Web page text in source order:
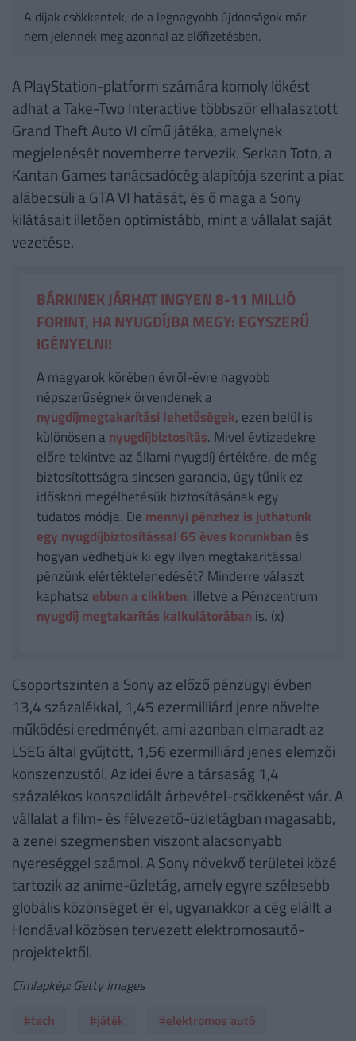
A díjak csökkentek, de a legnagyobb újdonságok már
nem jelennek meg azonnal az előfizetésben.
A PlayStation-platform számára komoly lökést
adhat a Take-Two Interactive többször elhalasztott
Grand Theft Auto VI című játéka, amelynek
megjelenését novemberre tervezik. Serkan Toto, a
Kantan Games tanácsadócég alapítója szerint a piac
alábecsüli a GTA VI hatását, és ő maga a Sony
kilátásait illetően optimistább, mint a vállalat saját
vezetése.
BÁRKINEK JÁRHAT INGYEN 8-11 MILLIÓ
FORINT, HA NYUGDÍJBA MEGY: EGYSZERŰ
IGÉNYELNI!
A magyarok körében évről-évre nagyobb
népszerűségnek örvendenek a
nyugdíjmegtakarítási lehetőségek, ezen belül is
különösen a nyugdíjbiztosítás. Mivel évtizedekre
előre tekintve az állami nyugdíj értékére, de még
biztosítottságra sincsen garancia, úgy tűnik ez
időskori megélhetésük biztosításának egy
tudatos módja. De mennyi pénzhez is juthatunk
egy nyugdíjbiztosítással 65 éves korunkban és
hogyan védhetjük ki egy ilyen megtakarítással
pénzünk elértéktelenedését? Minderre választ
kaphatsz ebben a cikkben, illetve a Pénzcentrum
nyugdíj megtakarítás kalkulátorában is. (x)
Csoportszinten a Sony az előző pénzügyi évben
13,4 százalékkal, 1,45 ezermilliárd jenre növelte
működési eredményét, ami azonban elmaradt az
LSEG által gyűjtött, 1,56 ezermilliárd jenes elemzői
konszenzustól. Az idei évre a társaság 1,4
százalékos konszolidált árbevétel-csökkenést vár. A
vállalat a film- és félvezető-üzletágban magasabb,
a zenei szegmensben viszont alacsonyabb
nyereséggel számol. A Sony növekvő területei közé
tartozik az anime-üzletág, amely egyre szélesebb
globális közönséget ér el, ugyanakkor a cég elállt a
Hondával közösen tervezett elektromosautó-
projektektől.
Címlapkép: Getty Images
#tech
#játék #elektromos autó